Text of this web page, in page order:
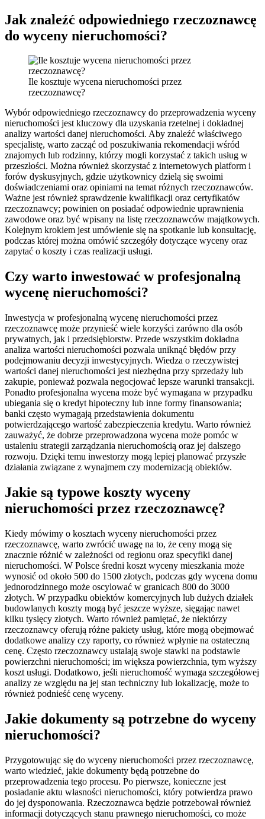
Jak znaleźć odpowiedniego rzeczoznawcę
do wyceny nieruchomości?
Ile kosztuje wycena nieruchomości przez
rzeczoznawcę?
Wybór odpowiedniego rzeczoznawcy do przeprowadzenia wyceny
nieruchomości jest kluczowy dla uzyskania rzetelnej i dokładnej
analizy wartości danej nieruchomości. Aby znaleźć właściwego
specjalistę, warto zacząć od poszukiwania rekomendacji wśród
znajomych lub rodzinny, którzy mogli korzystać z takich usług w
przeszłości. Można również skorzystać z internetowych platform i
forów dyskusyjnych, gdzie użytkownicy dzielą się swoimi
doświadczeniami oraz opiniami na temat różnych rzeczoznawców.
Ważne jest również sprawdzenie kwalifikacji oraz certyfikatów
rzeczoznawcy; powinien on posiadać odpowiednie uprawnienia
zawodowe oraz być wpisany na listę rzeczoznawców majątkowych.
Kolejnym krokiem jest umówienie się na spotkanie lub konsultację,
podczas której można omówić szczegóły dotyczące wyceny oraz
zapytać o koszty i czas realizacji usługi.
Czy warto inwestować w profesjonalną
wycenę nieruchomości?
Inwestycja w profesjonalną wycenę nieruchomości przez
rzeczoznawcę może przynieść wiele korzyści zarówno dla osób
prywatnych, jak i przedsiębiorstw. Przede wszystkim dokładna
analiza wartości nieruchomości pozwala uniknąć błędów przy
podejmowaniu decyzji inwestycyjnych. Wiedza o rzeczywistej
wartości danej nieruchomości jest niezbędna przy sprzedaży lub
zakupie, ponieważ pozwala negocjować lepsze warunki transakcji.
Ponadto profesjonalna wycena może być wymagana w przypadku
ubiegania się o kredyt hipoteczny lub inne formy finansowania;
banki często wymagają przedstawienia dokumentu
potwierdzającego wartość zabezpieczenia kredytu. Warto również
zauważyć, że dobrze przeprowadzona wycena może pomóc w
ustaleniu strategii zarządzania nieruchomością oraz jej dalszego
rozwoju. Dzięki temu inwestorzy mogą lepiej planować przyszłe
działania związane z wynajmem czy modernizacją obiektów.
Jakie są typowe koszty wyceny
nieruchomości przez rzeczoznawcę?
Kiedy mówimy o kosztach wyceny nieruchomości przez
rzeczoznawcę, warto zwrócić uwagę na to, że ceny mogą się
znacznie różnić w zależności od regionu oraz specyfiki danej
nieruchomości. W Polsce średni koszt wyceny mieszkania może
wynosić od około 500 do 1500 złotych, podczas gdy wycena domu
jednorodzinnego może oscylować w granicach 800 do 3000
złotych. W przypadku obiektów komercyjnych lub dużych działek
budowlanych koszty mogą być jeszcze wyższe, sięgając nawet
kilku tysięcy złotych. Warto również pamiętać, że niektórzy
rzeczoznawcy oferują różne pakiety usług, które mogą obejmować
dodatkowe analizy czy raporty, co również wpłynie na ostateczną
cenę. Często rzeczoznawcy ustalają swoje stawki na podstawie
powierzchni nieruchomości; im większa powierzchnia, tym wyższy
koszt usługi. Dodatkowo, jeśli nieruchomość wymaga szczegółowej
analizy ze względu na jej stan techniczny lub lokalizację, może to
również podnieść cenę wyceny.
Jakie dokumenty są potrzebne do wyceny
nieruchomości?
Przygotowując się do wyceny nieruchomości przez rzeczoznawcę,
warto wiedzieć, jakie dokumenty będą potrzebne do
przeprowadzenia tego procesu. Po pierwsze, konieczne jest
posiadanie aktu własności nieruchomości, który potwierdza prawo
do jej dysponowania. Rzeczoznawca będzie potrzebował również
informacji dotyczących stanu prawnego nieruchomości, co może